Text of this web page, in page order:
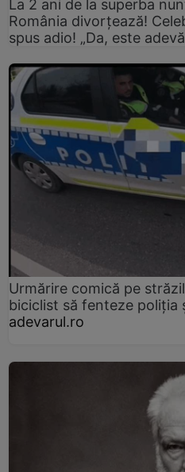
La 2 ani de la superba
România divorțează!
spus adio! „Da, este
Urmărire comică pe
biciclist să fenteze poliția
adevarul.ro